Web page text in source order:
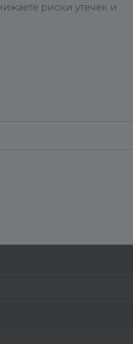
риски утечек и